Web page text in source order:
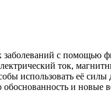
заболеваний с помощью
ток,
использовать её
и новые